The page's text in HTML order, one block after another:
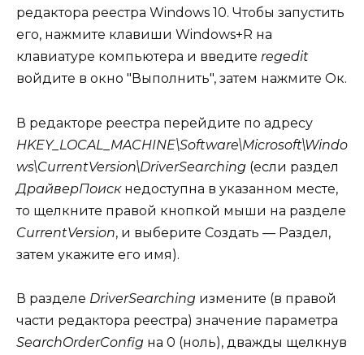
редактора реестра Windows 10. Чтобы запустить
его, нажмите клавиши Windows+R на
клавиатуре компьютера и введите regedit
войдите в окно "Выполнить", затем нажмите Ок.
В редакторе реестра перейдите по адресу
HKEY_LOCAL_MACHINE\Software\Microsoft\Windo
ws\CurrentVersion\DriverSearching (если раздел
ДрайверПоискнедоступна в указанном месте,
то щелкните правой кнопкой мыши на разделе
CurrentVersion, и выберите Создать — Раздел,
затем укажите его имя).
В разделе DriverSearching измените (в правой
части редактора реестра) значение параметра
SearchOrderConfig на 0 (ноль), дважды щелкнув